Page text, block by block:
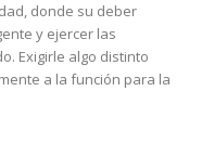
donde su deber
y ejercer las
Exigirle algo distinto
a la función para la